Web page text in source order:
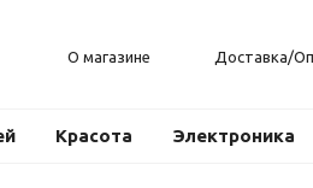
О магазине Доставка/
Красота Электроника